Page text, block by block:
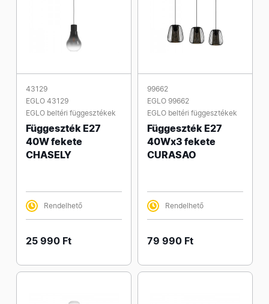
43129
EGLO 43129
EGLO beltéri függesztékek
Függeszték E27
40W fekete
CHASELY
Rendelhető
25 990 Ft
99662
EGLO 99662
EGLO beltéri függesztékek
Függeszték E27
40Wx3 fekete
CURASAO
Rendelhető
79 990 Ft